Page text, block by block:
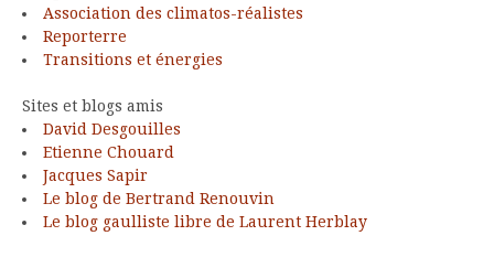
Association des climatos-réalistes
Reporterre
Transitions et énergies
Sites et blogs amis
David Desgouilles
Etienne Chouard
Jacques Sapir
Le blog de Bertrand Renouvin
Le blog gaulliste libre de Laurent Herblay